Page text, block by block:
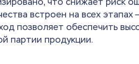
встроен на всех
позволяет обеспечить
партии продукции.